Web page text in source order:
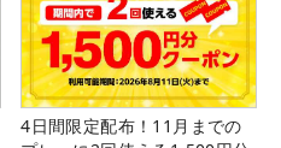
4日間限定配布！11月までの